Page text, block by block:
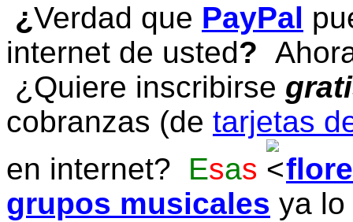
¿Verdad que PayPal
internet de usted?
¿Quiere inscribirse
cobranzas (de tarjetas
en internet? Esas
grupos musicales ya